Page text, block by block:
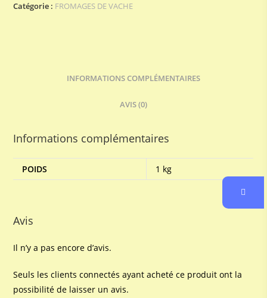
Catégorie : FROMAGES DE VACHE
INFORMATIONS COMPLÉMENTAIRES
AVIS (0)
Informations complémentaires
POIDS 1 kg
Avis
Il n’y a pas encore d’avis.
Seuls les clients connectés ayant acheté ce produit ont la
possibilité de laisser un avis.